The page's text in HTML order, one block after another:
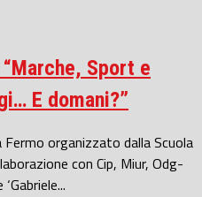
Sport e
E domani?”
organizzato dalla Scuola
con Cip, Miur, Odg-